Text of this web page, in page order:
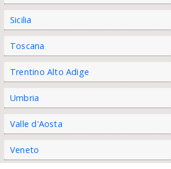
Sicilia
Toscana
Trentino Alto Adige
Umbria
Valle d'Aosta
Veneto